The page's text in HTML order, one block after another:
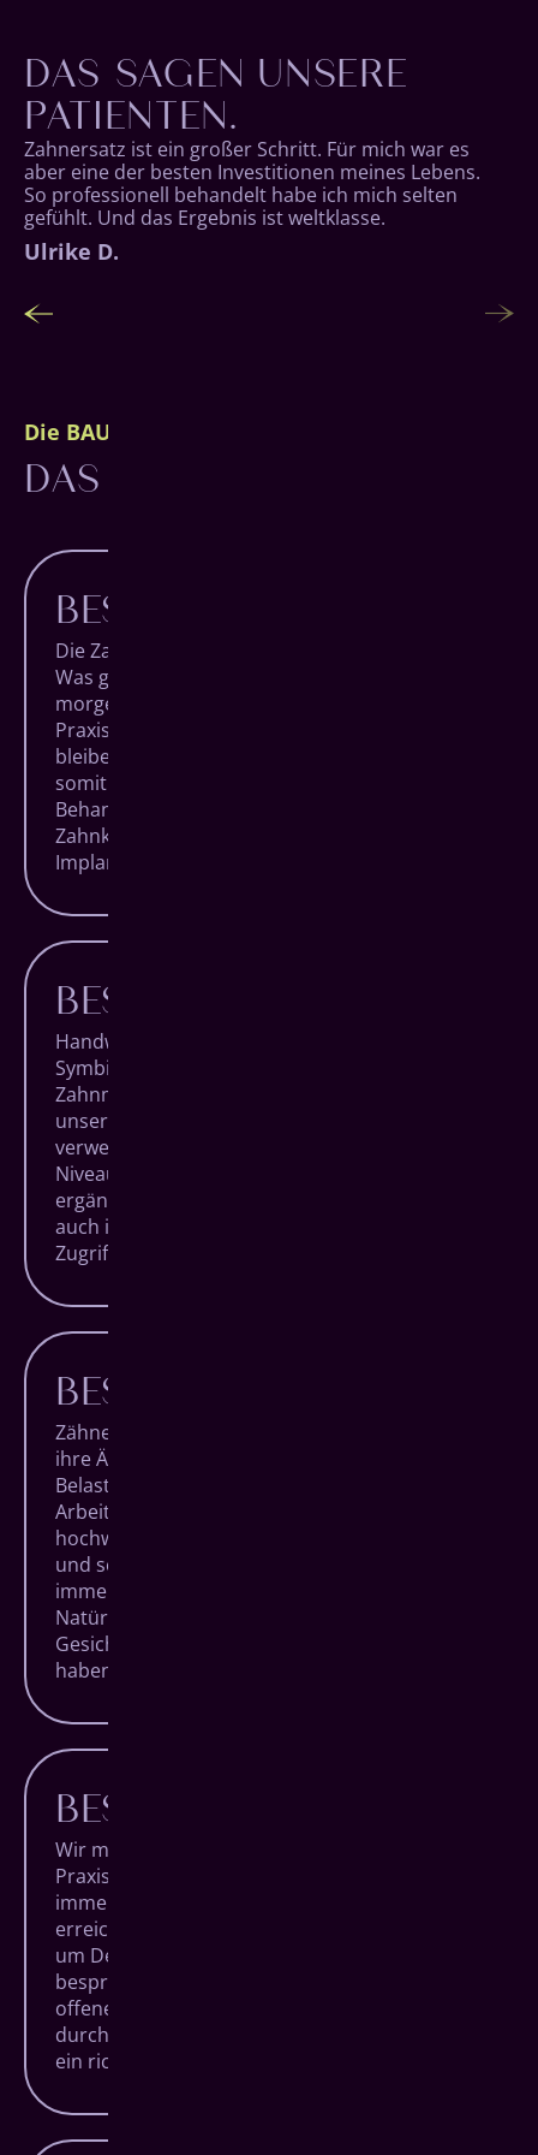
einer Prothese, sodass sie sicher sitzen,
leicht zu reinigen sind und Ihnen ein
unbeschwertes Lächeln ermöglichen.
DAS SAGEN UNSERE
PATIENTEN.
Dieter G.
Zahnersatz ist ein großer Schritt. Für mich war es
aber eine der besten Investitionen meines Lebens.
So professionell behandelt habe ich mich selten
gefühlt. Und das Ergebnis ist weltklasse.
Ulrike D.
Die BAUMGARTEN Philosophie
DAS BESTE FÜR DICH.
BESTE BEHANDLUNG
Die Zahnmedizin macht täglich Fortschritte.
Was gestern noch unmöglich schien, ist
morgen vielleicht eine Revolution. Als moderne
Praxis mit den höchsten Qualitätsansprüchen
bleiben wir am Puls der Zeit und ermöglichen
somit die bewährtesten und innovativsten
Behandlungsmethoden der Welt. Von der
Zahnkorrektur bis zum vollständigen
Implantat-System.
BESTE TECHNIK
Handwerk und Technologie in perfekter
Symbiose. Das zeichnet hochqualitative
Zahnmedizin aus. Das bedeutet, dass neben
unserer Expertise und Erfahrung auch die
verwendeten Geräte auf absolutem High End-
Niveau sind und unsere Handgriffe ideal
ergänzen, sowohl im Behandlungsraum als
auch im hauseigenen Dentallabor mit direktem
Zugriff auf millimetergenaue Fertigungen.
BESTE MATERIALIEN
Zähne sind einzigartig. Sowohl mit Blick auf
ihre Ästhetik als auch auf ihre hohe
Belastbarkeit. Bei jedem unserer
Arbeitsschritte verwenden wir daher nur die
hochwertigsten Materialien, um für langlebige
und schöne Ergebnisse zu sorgen. Und das
immer unter dem Aspekt der individuellen
Natürlichkeit jedes Patienten. Für strahlende
Gesichter, die lange Freude an ihren Zähnen
haben.
BESTE BERATUNG
Wir möchten, dass Du voller Vertrauen unsere
Praxis betrittst und sie nach Deinem Termin
immer glücklich wieder verlässt. Um das zu
erreichen, nehmen wir uns besonders viel Zeit,
um Deine Behandlungen detailliert zu
besprechen, Dich zu beraten und Dir Deine
offenen Fragen zu beantworten. Denn nur
durch Aufklärung schafft man Verständnis und
ein richtig gutes Bauchgefühl.